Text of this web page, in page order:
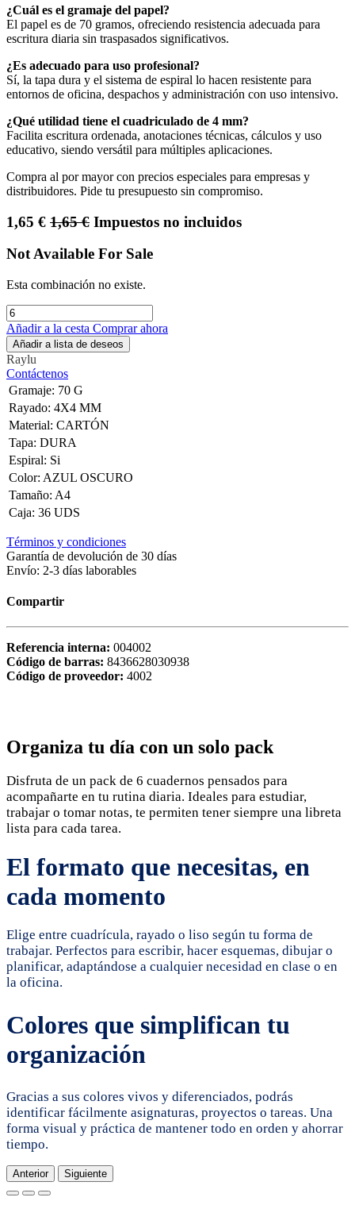
¿Cuál es el gramaje del papel?
El papel es de 70 gramos, ofreciendo resistencia adecuada para
escritura diaria sin traspasados significativos.
¿Es adecuado para uso profesional?
Sí, la tapa dura y el sistema de espiral lo hacen resistente para
entornos de oficina, despachos y administración con uso intensivo.
¿Qué utilidad tiene el cuadriculado de 4 mm?
Facilita escritura ordenada, anotaciones técnicas, cálculos y uso
educativo, siendo versátil para múltiples aplicaciones.
Compra al por mayor con precios especiales para empresas y
distribuidores. Pide tu presupuesto sin compromiso.
1,65 € 1,65€ Impuestos no incluidos
Not Available For Sale
Esta combinación no existe.
Añadir a la cesta Comprar ahora
Añadir a lista de deseos
Raylu
Contáctenos
Gramaje: 70 G
Rayado: 4X4 MM
Material: CARTÓN
Tapa: DURA
Espiral: Si
Color: AZUL OSCURO
Tamaño: A4
Caja: 36 UDS
Términos y condiciones
Garantía de devolución de 30 días
Envío: 2-3 días laborables
Compartir
Referencia interna: 004002
Código de barras: 8436628030938
Código de proveedor: 4002
Organiza tu día con un solo pack
Disfruta de un pack de 6 cuadernos pensados para
acompañarte en tu rutina diaria. Ideales para estudiar,
trabajar o tomar notas, te permiten tener siempre una libreta
lista para cada tarea.
El formato que necesitas, en
cada momento
Elige entre cuadrícula, rayado o liso según tu forma de
trabajar. Perfectos para escribir, hacer esquemas, dibujar o
planificar, adaptándose a cualquier necesidad en clase o en
la oficina.
Colores que simplifican tu
organización
Gracias a sus colores vivos y diferenciados, podrás
identificar fácilmente asignaturas, proyectos o tareas. Una
forma visual y práctica de mantener todo en orden y ahorrar
tiempo.
Anterior Siguiente